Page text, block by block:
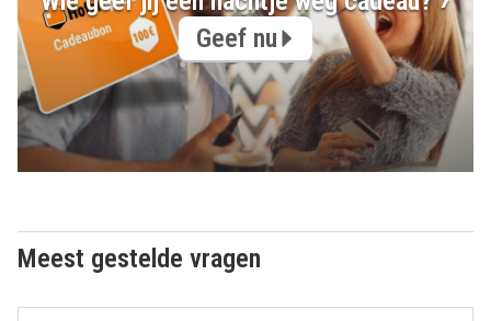
Geef nu
Meest gestelde vragen